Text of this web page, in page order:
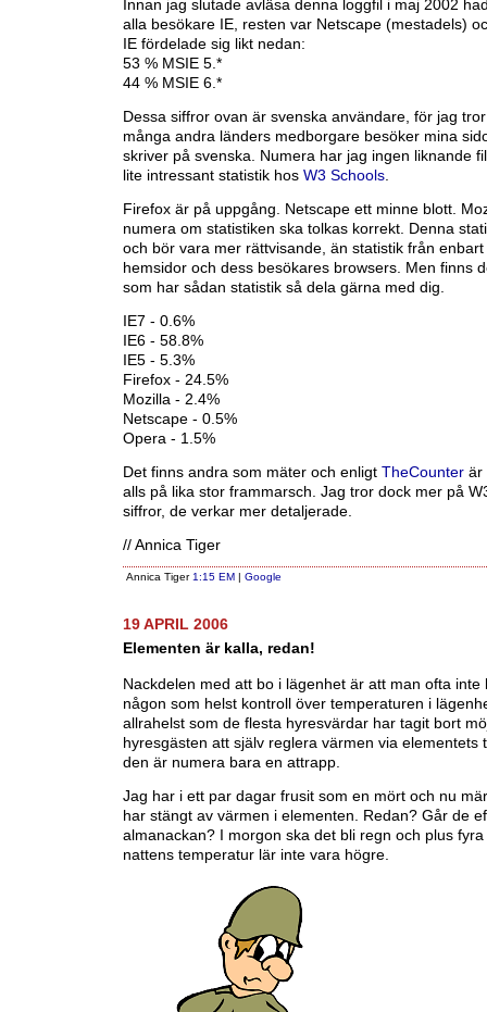
Innan jag slutade avläsa denna loggfil i maj 2002
alla besökare IE, resten var Netscape (mestadels)
IE fördelade sig likt nedan:
53 % MSIE 5.*
44 % MSIE 6.*
Dessa siffror ovan är svenska användare, för jag
många andra länders medborgare besöker mina
skriver på svenska. Numera har jag ingen liknande
lite intressant statistik hos W3 Schools.
Firefox är på uppgång. Netscape ett minne blott.
numera om statistiken ska tolkas korrekt. Denna
och bör vara mer rättvisande, än statistik från enbart
hemsidor och dess besökares browsers. Men finns
som har sådan statistik så dela gärna med dig.
IE7 - 0.6%
IE6 - 58.8%
IE5 - 5.3%
Firefox - 24.5%
Mozilla - 2.4%
Netscape - 0.5%
Opera - 1.5%
Det finns andra som mäter och enligt TheCounter är
alls på lika stor frammarsch. Jag tror dock mer på
siffror, de verkar mer detaljerade.
// Annica Tiger
Annica Tiger 1:15 EM | Google
19 APRIL 2006
Elementen är kalla, redan!
Nackdelen med att bo i lägenhet är att man ofta inte
någon som helst kontroll över temperaturen i
allrahelst som de flesta hyresvärdar har tagit bort
hyresgästen att själv reglera värmen via elementets
den är numera bara en attrapp.
Jag har i ett par dagar frusit som en mört och nu
har stängt av värmen i elementen. Redan? Går de
almanackan? I morgon ska det bli regn och plus fyra
nattens temperatur lär inte vara högre.